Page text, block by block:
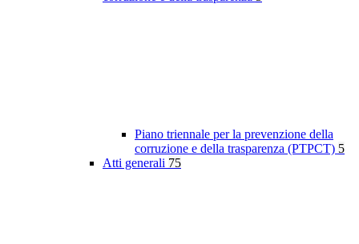
Piano triennale per la prevenzione della
corruzione e della trasparenza (PTPCT) 5
Atti generali 75